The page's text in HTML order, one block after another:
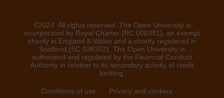
©2024. All rights reserved. The Open University is
incorporated by Royal Charter (RC 000391), an exempt
charity in England & Wales and a charity registered in
Scotland (SC 038302). The Open University is
authorised and regulated by the Financial Conduct
Authority in relation to its secondary activity of credit
broking.
Conditions of use
Privacy and cookies